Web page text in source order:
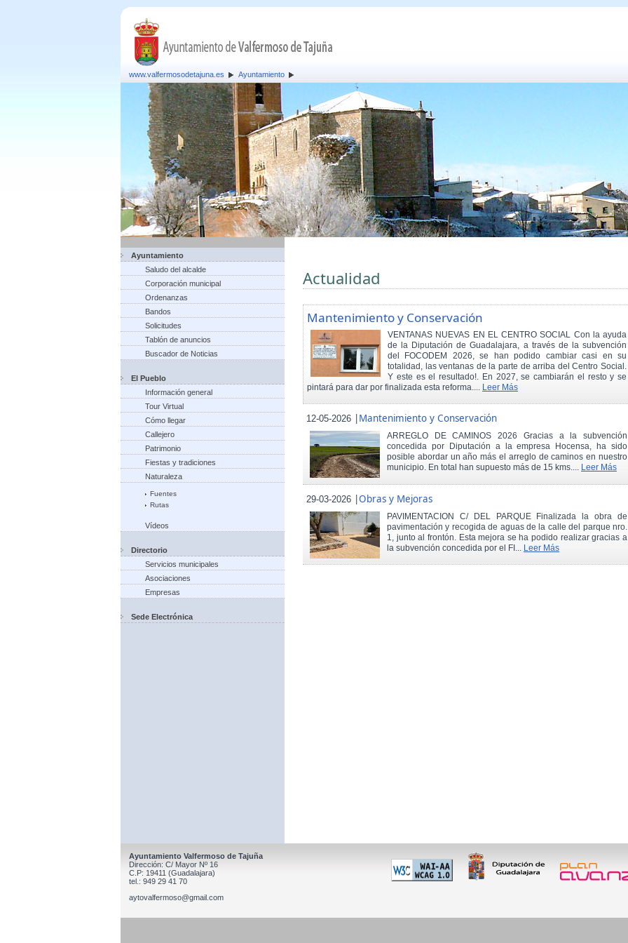
www.valfermosodetajuna.es Ayuntamiento
Ayuntamiento
Saludo del alcalde
Corporación municipal
Ordenanzas
Bandos
Solicitudes
Tablón de anuncios
Buscador de Noticias
El Pueblo
Información general
Tour Virtual
Cómo llegar
Callejero
Patrimonio
Fiestas y tradiciones
Naturaleza
Fuentes
Rutas
Vídeos
Directorio
Servicios municipales
Asociaciones
Empresas
Sede Electrónica
Actualidad
Mantenimiento y Conservación
VENTANAS NUEVAS EN EL CENTRO SOCIAL Con la ayuda
de la Diputación de Guadalajara, a través de la subvención
del FOCODEM 2026, se han podido cambiar casi en su
totalidad, las ventanas de la parte de arriba del Centro Social.
Y este es el resultado!. En 2027, se cambiarán el resto y se
pintará para dar por finalizada esta reforma.... Leer Más
12-05-2026 |Mantenimiento y Conservación
ARREGLO DE CAMINOS 2026 Gracias a la subvención
concedida por Diputación a la empresa Hocensa, ha sido
posible abordar un año más el arreglo de caminos en nuestro
municipio. En total han supuesto más de 15 kms.... Leer Más
29-03-2026 |Obras y Mejoras
PAVIMENTACION C/ DEL PARQUE Finalizada la obra de
pavimentación y recogida de aguas de la calle del parque nro.
1, junto al frontón. Esta mejora se ha podido realizar gracias a
la subvención concedida por el FI... Leer Más
Ayuntamiento Valfermoso de Tajuña
Dirección: C/ Mayor Nº 16
C.P: 19411 (Guadalajara)
tel.: 949 29 41 70
aytovalfermoso@gmail.com